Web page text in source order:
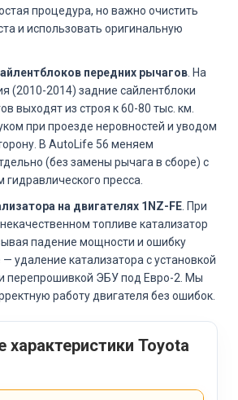
процедура, но важно очистить
и использовать оригинальную
передних рычагов . На
(2010-2014) задние сайлентблоки
выходят из строя к 60-80 тыс. км.
при проезде неровностей и уводом
В AutoLife 56 меняем
(без замены рычага в сборе) с
пресса.
на двигателях 1NZ-FE . При
топливе катализатор
падение мощности и ошибку
удаление катализатора с установкой
перепрошивкой ЭБУ под Евро-2. Мы
работу двигателя без ошибок.
характеристики Toyota